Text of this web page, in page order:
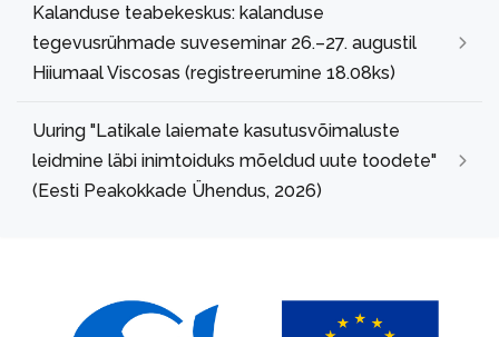
Kalanduse teabekeskus: kalanduse
tegevusrühmade suveseminar 26.–27. augustil
Hiiumaal Viscosas (registreerumine 18.08ks)
Uuring "Latikale laiemate kasutusvõimaluste
leidmine läbi inimtoiduks mõeldud uute toodete"
(Eesti Peakokkade Ühendus, 2026)